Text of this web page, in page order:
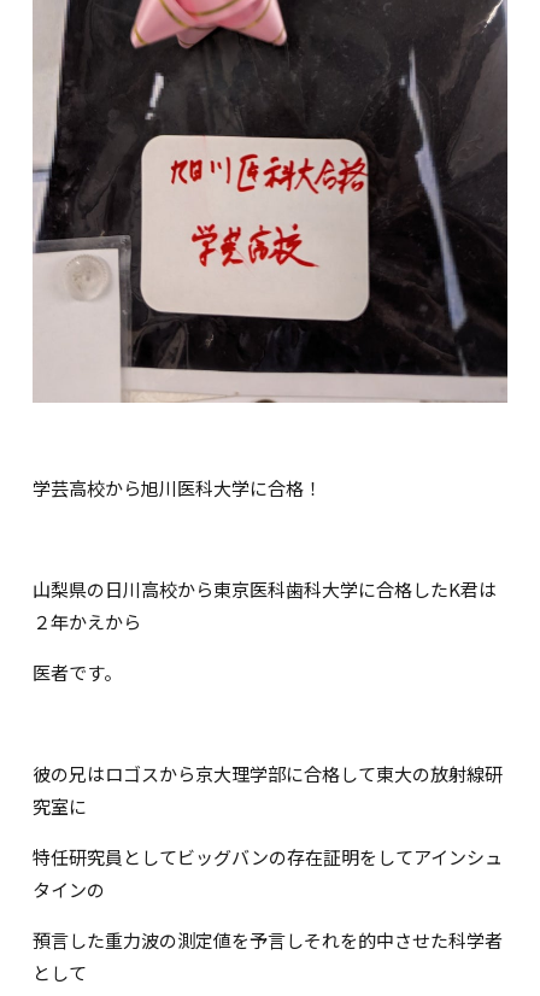
学芸高校から旭川医科大学に合格！
山梨県の日川高校から東京医科歯科大学に合格したK君は
２年かえから
医者です。
彼の兄はロゴスから京大理学部に合格して東大の放射線研
究室に
特任研究員としてビッグバンの存在証明をしてアインシュ
タインの
預言した重力波の測定値を予言しそれを的中させた科学者
として